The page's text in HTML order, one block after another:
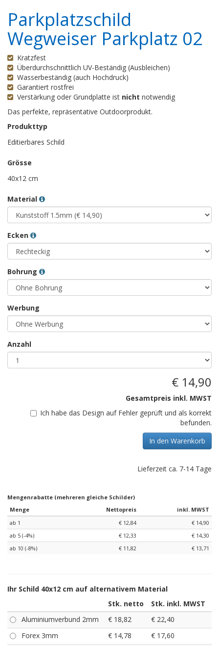
Parkplatzschild
Wegweiser Parkplatz 02
Kratzfest
Überdurchschnittlich UV-Beständig (Ausbleichen)
Wasserbeständig (auch Hochdruck)
Garantiert rostfrei
Verstärkung oder Grundplatte ist nicht notwendig
Das perfekte, repräsentative Outdoorprodukt.
Produkttyp
Editierbares Schild
Grösse
40x12 cm
Material
Ecken
Bohrung
Werbung
Anzahl
€ 14,90
Gesamtpreis inkl. MWST
Ich habe das Design auf Fehler geprüft und als korrekt
befunden.
In den Warenkorb
Lieferzeit ca. 7-14 Tage
Mengenrabatte (mehreren gleiche Schilder)
Menge
Nettopreis
inkl. MWST
ab 1
€ 12,84
€ 14,90
ab 5 (-4%)
€ 12,33
€ 14,30
ab 10 (-8%)
€ 11,82 € 13,71
Ihr Schild 40x12 cm auf alternativem Material
Stk. netto
Stk. inkl. MWST
Aluminiumverbund 2mm
€ 18,82
€ 22,40
Forex 3mm
€ 14,78 € 17,60